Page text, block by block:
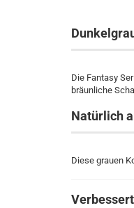
Die Fantasy
bräunliche
Natürlich
Diese grauen